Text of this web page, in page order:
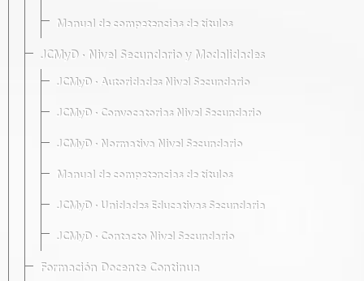
Manual de competencias de títulos
JCMyD · Nivel Secundario y Modalidades
JCMyD · Autoridades Nivel Secundario
JCMyD · Convocatorias Nivel Secundario
JCMyD · Normativa Nivel Secundario
Manual de competencias de títulos
JCMyD · Unidades Educativas Secundaria
JCMyD · Contacto Nivel Secundario
Formación Docente Continua